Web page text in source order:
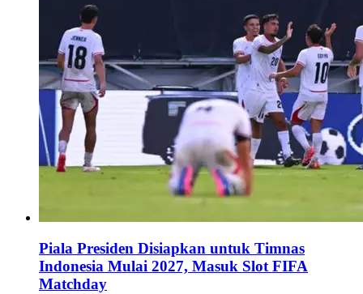
Piala Presiden Disiapkan untuk Timnas
Indonesia Mulai 2027, Masuk Slot FIFA
Matchday